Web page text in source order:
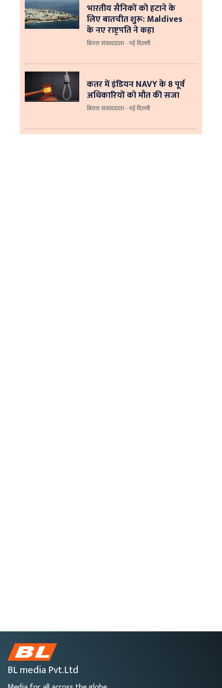
भारतीय सैनिकों को हटाने के
लिए बातचीत शुरू: Maldives
के नए राष्ट्रपति ने कहा
बिएल संवाददाता - नई दिल्‍ली
कतर में इंडियन NAVY के 8 पूर्व
अधिकारियों को मौत की सजा
बिएल संवाददाता - नई दिल्ली
BL media Pvt.Ltd